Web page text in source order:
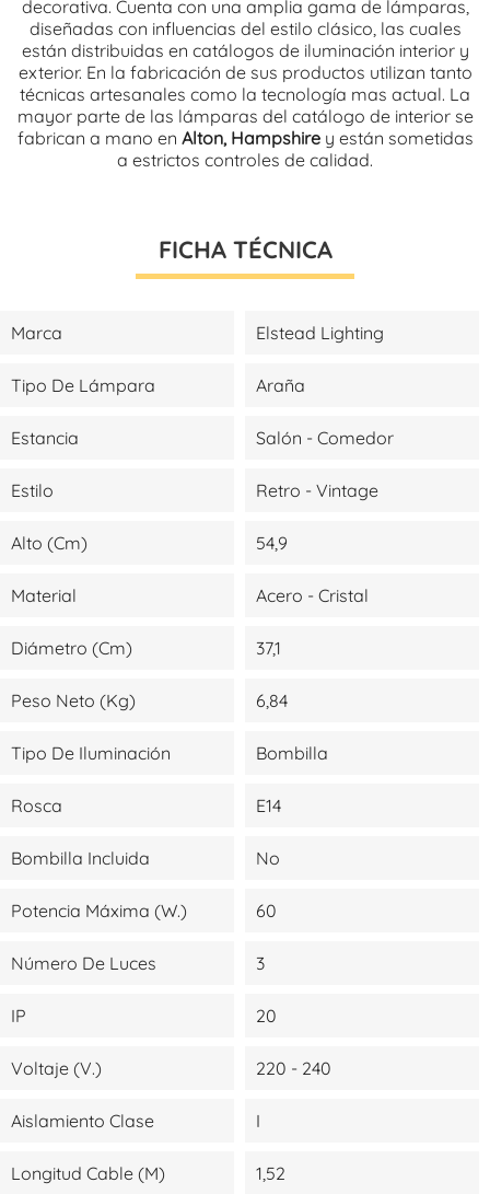
decorativa. Cuenta con una amplia gama de lámparas,
diseñadas con influencias del estilo clásico, las cuales
están distribuidas en catálogos de iluminación interior y
exterior. En la fabricación de sus productos utilizan tanto
técnicas artesanales como la tecnología mas actual. La
mayor parte de las lámparas del catálogo de interior se
fabrican a mano en Alton, Hampshirey están sometidas
a estrictos controles de calidad.
FICHA TÉCNICA
Marca Elstead Lighting
Tipo De Lámpara Araña
Estancia Salón - Comedor
Estilo Retro - Vintage
Alto (cm) 54,9
Material Acero - Cristal
Diámetro (cm) 37,1
Peso Neto (kg) 6,84
Tipo De Iluminación Bombilla
Rosca E14
Bombilla Incluida No
Potencia Máxima (W.) 60
Número De Luces 3
IP 20
Voltaje (V.) 220 - 240
Aislamiento Clase I
Longitud Cable (m) 1,52